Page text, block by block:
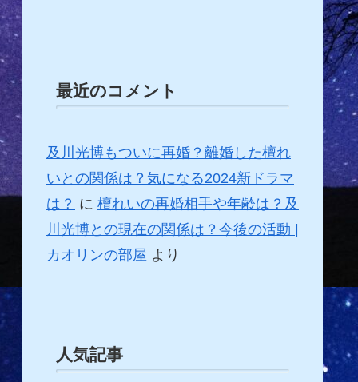
最近のコメント
及川光博もついに再婚？離婚した檀れ
いとの関係は？気になる2024新ドラマ
は？ に 檀れいの再婚相手や年齢は？及
川光博との現在の関係は？今後の活動 |
カオリンの部屋 より
人気記事